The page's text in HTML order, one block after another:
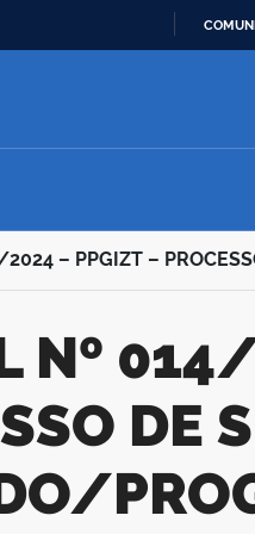
– PPGIZT –
DE